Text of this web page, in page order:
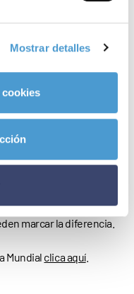
Mostrar detalles
convertir la
sobre la
de que las
marcar la diferencia.
Mundial clica aquí.